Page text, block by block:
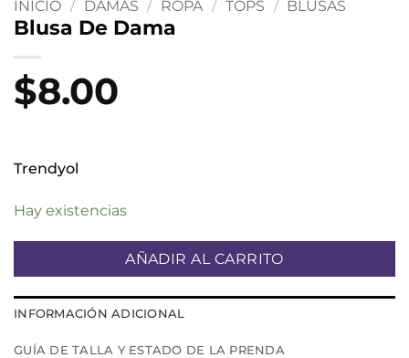
Añadir
INICIO / DAMAS / ROPA / TOPS / BLUSAS
Blusa De Dama
$8.00
Trendyol
Hay existencias
AÑADIR AL CARRITO
INFORMACIÓN ADICIONAL
GUÍA DE TALLA Y ESTADO DE LA PRENDA